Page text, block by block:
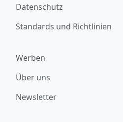
Datenschutz
Standards und Richtlinien
Werben
Über uns
Newsletter